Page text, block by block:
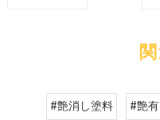
#艶消し塗料 #艶